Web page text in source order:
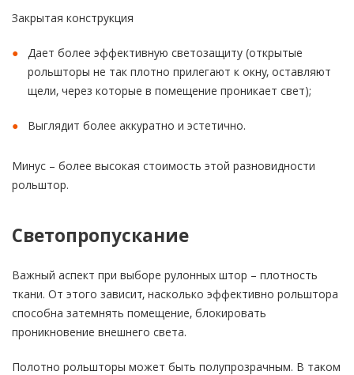
Закрытая конструкция
Дает более эффективную светозащиту (открытые
рольшторы не так плотно прилегают к окну, оставляют
щели, через которые в помещение проникает свет);
Выглядит более аккуратно и эстетично.
Минус – более высокая стоимость этой разновидности
рольштор.
Светопропускание
Важный аспект при выборе рулонных штор – плотность
ткани. От этого зависит, насколько эффективно рольштора
способна затемнять помещение, блокировать
проникновение внешнего света.
Полотно рольшторы может быть полупрозрачным. В таком